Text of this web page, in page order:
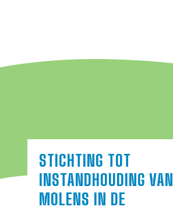
STICHTING TOT
INSTANDHOUDING VAN
MOLENS IN DE